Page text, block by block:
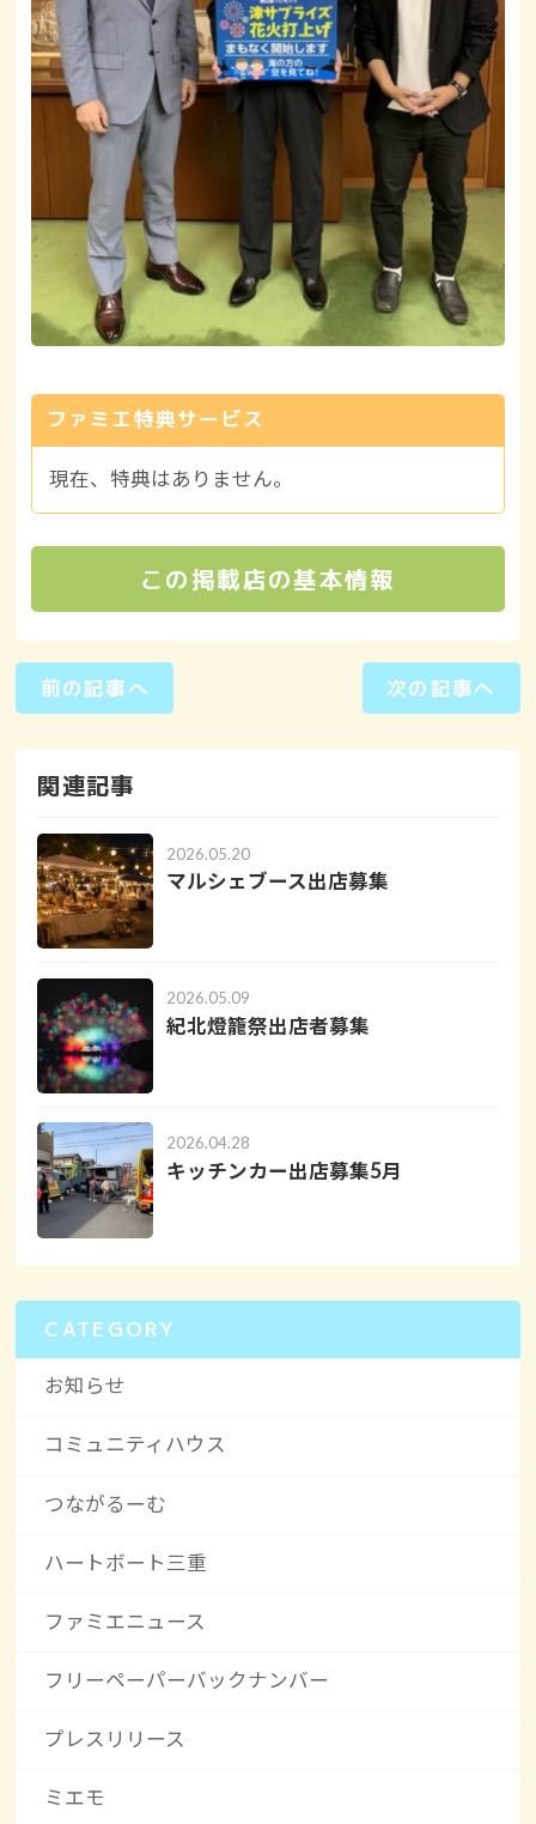
ファミエ特典サービス
現在、特典はありません。
この掲載店の基本情報
前の記事へ 次の記事へ
関連記事
2026.05.20
マルシェブース出店募集
2026.05.09
紀北燈籠祭出店者募集
2026.04.28
キッチンカー出店募集5月
CATEGORY
お知らせ
コミュニティハウス
つながるーむ
ハートボート三重
ファミエニュース
フリーペーパーバックナンバー
プレスリリース
ミエモ